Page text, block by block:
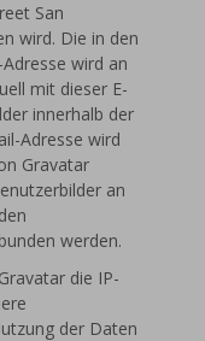
San
wird. Die in den
wird an
mit dieser E-
innerhalb der
Adresse wird
Gravatar
an
werden.
die IP-
der Daten